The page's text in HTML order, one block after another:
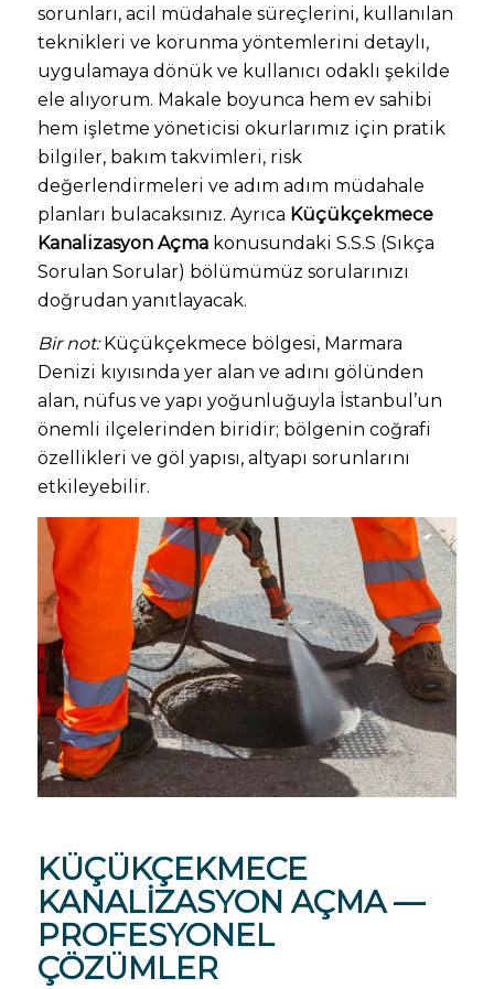
sorunları, acil müdahale süreçlerini, kullanılan
teknikleri ve korunma yöntemlerini detaylı,
uygulamaya dönük ve kullanıcı odaklı şekilde
ele alıyorum. Makale boyunca hem ev sahibi
hem işletme yöneticisi okurlarımız için pratik
bilgiler, bakım takvimleri, risk
değerlendirmeleri ve adım adım müdahale
planları bulacaksınız. Ayrıca Küçükçekmece
Kanalizasyon Açmakonusundaki S.S.S (Sıkça
Sorulan Sorular) bölümümüz sorularınızı
doğrudan yanıtlayacak.
Bir not:Küçükçekmece bölgesi, Marmara
Denizi kıyısında yer alan ve adını gölünden
alan, nüfus ve yapı yoğunluğuyla İstanbul’un
önemli ilçelerinden biridir; bölgenin coğrafi
özellikleri ve göl yapısı, altyapı sorunlarını
etkileyebilir.
KÜÇÜKÇEKMECE
KANALIZASYON AÇMA—
PROFESYONEL
ÇÖZÜMLER